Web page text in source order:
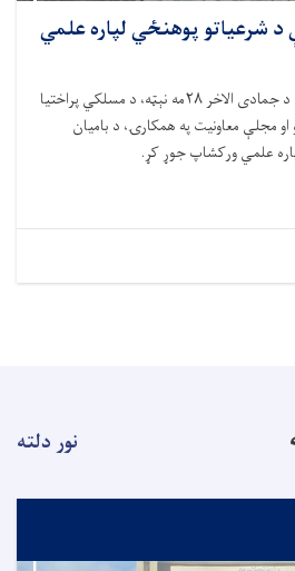
د شرعیاتو پوهنځي لپاره علمي
نن دوشنبه، د ۱۴۴۶ هـ ق کال د جمادی الاخر ۲۸مه نېټه، د مسلکي پراختیا
مجلې معاونیت په همکارۍ، د بامیان
علمي ورکشاپ جوړ کړ.
نور دلته